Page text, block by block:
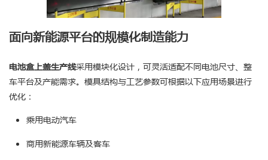
面向新能源平台的规模化制造能力
电池盒上盖生产线采用模块化设计，可灵活适配不同电池尺寸、整
车平台及产能需求。模具结构与工艺参数可根据以下应用场景进行
优化：
乘用电动汽车
商用新能源车辆及客车